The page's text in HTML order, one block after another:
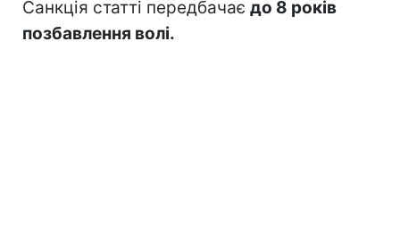
Санкція статті передбачає до 8 років
позбавлення волі.